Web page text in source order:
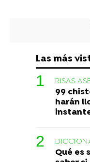
Las más
RISAS
99
harán
Qué es